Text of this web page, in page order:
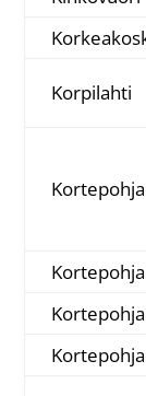
Korpilahti
Kortepohja
Kortepohja
Kortepohja
Kortepohja